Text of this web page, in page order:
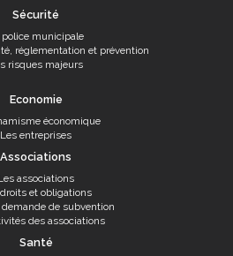
Sécurité
police municipale
réglementation et prévention
risques majeurs
Economie
économique
Les entreprises
Associations
associations
et obligations
demande de subvention
des associations
Santé